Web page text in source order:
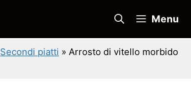
Menu
Secondi piatti » Arrosto di vitello morbido